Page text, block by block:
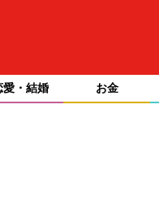
愛・結婚 お金